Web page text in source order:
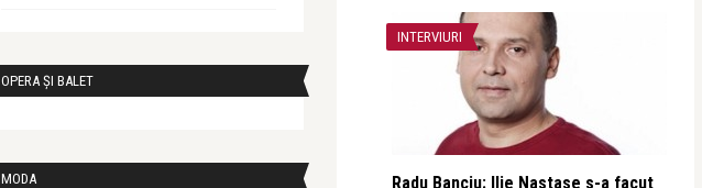
OPERA ȘI BALET
MODA
INTERVIURI
Radu Banciu: Ilie Nastase s-a facut